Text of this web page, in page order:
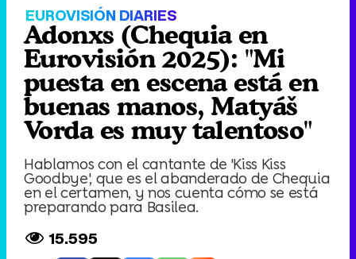
EUROVISIÓN DIARIES
Adonxs (Chequia en
Eurovisión 2025): "Mi
puesta en escena está en
buenas manos, Matyáš
Vorda es muy talentoso"
Hablamos con el cantante de 'Kiss Kiss
Goodbye', que es el abanderado de Chequia
en el certamen, y nos cuenta cómo se está
preparando para Basilea.
15.595